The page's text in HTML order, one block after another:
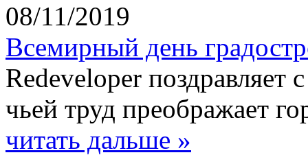
08/11/2019
Всемирный день
Redeveloper поздравляет
чьей труд преображает
читать дальше »